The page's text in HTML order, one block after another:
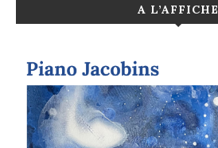
A L’AFFICHE